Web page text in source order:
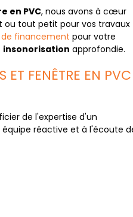
en PVC, nous avons à cœur
ou tout petit pour vos travaux
de financement pour votre
insonorisation approfondie.
ET FENÊTRE EN PVC
de l'expertise d'un
réactive et à l'écoute